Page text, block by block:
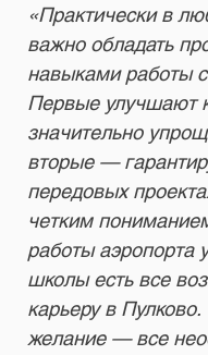
«Практически в
важно обладать
навыками работы
Первые улучшают
значительно
вторые —
передовых
четким
работы аэропорта
школы есть все
карьеру в
желание — все